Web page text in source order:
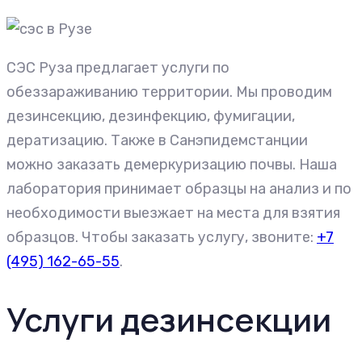
СЭС Руза предлагает услуги по
обеззараживанию территории. Мы проводим
дезинсекцию, дезинфекцию, фумигации,
дератизацию. Также в Санэпидемстанции
можно заказать демеркуризацию почвы. Наша
лаборатория принимает образцы на анализ и по
необходимости выезжает на места для взятия
образцов. Чтобы заказать услугу, звоните: +7
(495) 162-65-55.
Услуги дезинсекции